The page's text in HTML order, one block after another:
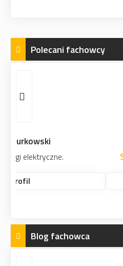
Polecani fachowcy
Solidny fachowiec z
Blog fachowca